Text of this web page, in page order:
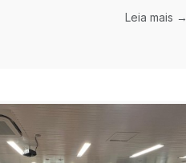
Leia mais →